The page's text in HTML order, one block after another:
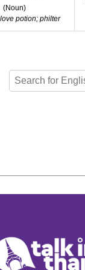
(Noun)
love potion; philter